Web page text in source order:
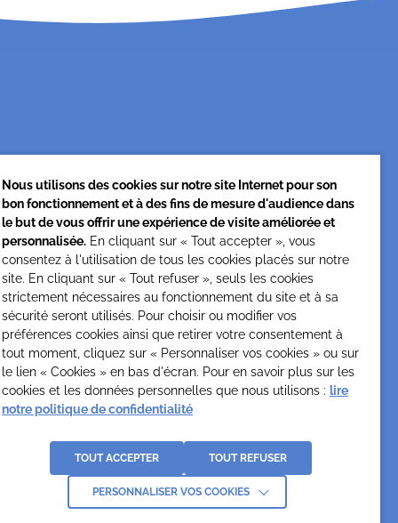
Cesap Formation
formation@cesap.asso.fr
01 53 20 68 58
Nous utilisons des cookies sur notre site Internet pour son
bon fonctionnement et à des fins de mesure d'audience dans
le but de vous offrir une expérience de visite améliorée et
personnalisée. En cliquant sur « Tout accepter », vous
consentez à l'utilisation de tous les cookies placés sur notre
site. En cliquant sur « Tout refuser », seuls les cookies
strictement nécessaires au fonctionnement du site et à sa
sécurité seront utilisés. Pour choisir ou modifier vos
préférences cookies ainsi que retirer votre consentement à
tout moment, cliquez sur « Personnaliser vos cookies » ou sur
le lien « Cookies » en bas d'écran. Pour en savoir plus sur les
cookies et les données personnelles que nous utilisons : lire
notre politique de confidentialité
TOUT ACCEPTER TOUT REFUSER
PERSONNALISER VOS COOKIES